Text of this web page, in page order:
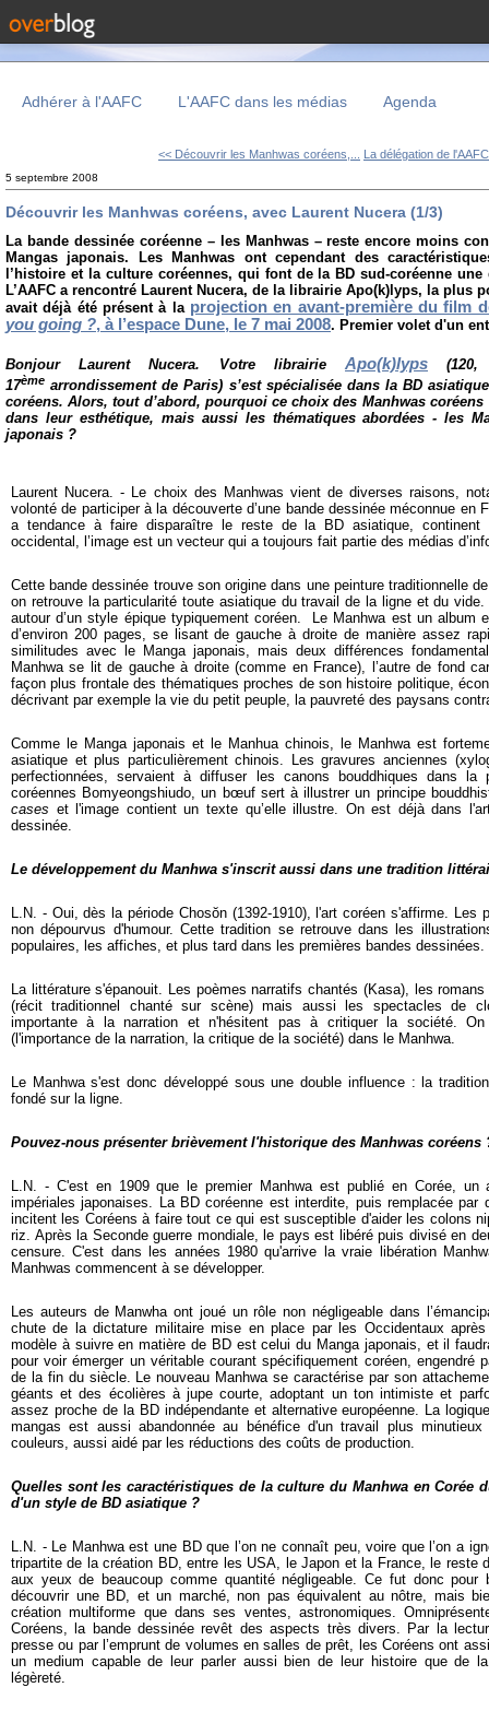
Adhérer à l'AAFC L'AAFC dans les médias Agenda
<< Découvrir les Manhwas coréens,... La délégation de
5 septembre 2008
Découvrir les Manhwas coréens, avec Laurent Nucera (1/3)
La bande dessinée coréenne – les Manhwas – reste encore moins
Mangas japonais. Les Manhwas ont cependant des
l’histoire et la culture coréennes, qui font de la BD sud-coréenne
L’AAFC a rencontré Laurent Nucera, de la librairie Apo(k)lyps, la plus
avait déjà été présent à la projection en avant-première du film
you going ?, à l’espace Dune, le 7 mai 2008. Premier volet d'un
Bonjour Laurent Nucera. Votre librairie Apo(k)lyps
17ème arrondissement de Paris) s’est spécialisée dans la BD
coréens. Alors, tout d’abord, pourquoi ce choix des Manhwas
dans leur esthétique, mais aussi les thématiques abordées - les
japonais ?
Laurent Nucera. - Le choix des Manhwas vient de diverses raisons,
volonté de participer à la découverte d’une bande dessinée méconnue en
a tendance à faire disparaître le reste de la BD asiatique, continent
occidental, l’image est un vecteur qui a toujours fait partie des médias
Cette bande dessinée trouve son origine dans une peinture traditionnelle
on retrouve la particularité toute asiatique du travail de la ligne et du vide.
autour d’un style épique typiquement coréen.
Le Manhwa est un album
d’environ 200 pages, se lisant de gauche à droite de manière assez
similitudes avec le Manga japonais, mais deux différences
Manhwa se lit de gauche à droite (comme en France), l’autre de fond
façon plus frontale des thématiques proches de son histoire politique,
décrivant par exemple la vie du petit peuple, la pauvreté des paysans
Comme le Manga japonais et le Manhua chinois, le Manhwa est
asiatique et plus particulièrement chinois. Les gravures anciennes
perfectionnées, servaient à diffuser les canons bouddhiques dans la
coréennes Bomyeongshiudo, un bœuf sert à illustrer un principe
cases et l'image contient un texte qu’elle illustre. On est déjà dans
dessinée.
Le développement du Manhwa s'inscrit aussi dans une tradition
L.N. - Oui, dès la période Chosŏn (1392-1910), l'art coréen s'affirme. Les
non dépourvus d'humour. Cette tradition se retrouve dans les
populaires, les affiches, et plus tard dans les premières bandes dessinées.
La littérature s'épanouit. Les poèmes narratifs chantés (Kasa), les
(récit traditionnel chanté sur scène) mais aussi les spectacles de
importante à la narration et n'hésitent pas à critiquer la société. On
(l'importance de la narration, la critique de la société) dans le Manhwa.
Le Manhwa s'est donc développé sous une double influence : la
fondé sur la ligne.
Pouvez-nous présenter brièvement l'historique des Manhwas coréens
L.N. - C'est en 1909 que le premier Manhwa est publié en Corée, un
impériales japonaises. La BD coréenne est interdite, puis remplacée par
incitent les Coréens à faire tout ce qui est susceptible d'aider les colons
riz. Après la Seconde guerre mondiale, le pays est libéré puis divisé en
censure. C'est dans les années 1980 qu'arrive la vraie libération
Manhwas commencent à se développer.
Les auteurs de Manwha ont joué un rôle non négligeable dans
chute de la dictature militaire mise en place par les Occidentaux
modèle à suivre en matière de BD est celui du Manga japonais, et il
pour voir émerger un véritable courant spécifiquement coréen, engendré
de la fin du siècle. Le nouveau Manhwa se caractérise par son
géants et des écolières à jupe courte, adoptant un ton intimiste et
assez proche de la BD indépendante et alternative européenne. La
mangas est aussi abandonnée au bénéfice d'un travail plus
couleurs, aussi aidé par les réductions des coûts de production.
Quelles sont les caractéristiques de la culture du Manhwa en Corée
d'un style de BD asiatique ?
L.N. - Le Manhwa est une BD que l’on ne connaît peu, voire que l’on a
tripartite de la création BD, entre les USA, le Japon et la France, le reste
aux yeux de beaucoup comme quantité négligeable. Ce fut donc pour
découvrir une BD, et un marché, non pas équivalent au nôtre, mais
création multiforme que dans ses ventes, astronomiques.
Coréens, la bande dessinée revêt des aspects très divers. Par la
presse ou par l’emprunt de volumes en salles de prêt, les Coréens ont
un medium capable de leur parler aussi bien de leur histoire que de
légèreté.